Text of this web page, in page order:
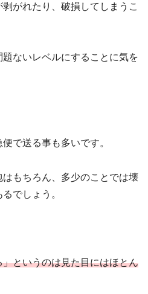
がれたり、破損してしまうこ
ないレベルにすることに気を
で送る事も多いです。
もちろん、多少のことでは壊
でしょう。
というのは見た目にはほとん